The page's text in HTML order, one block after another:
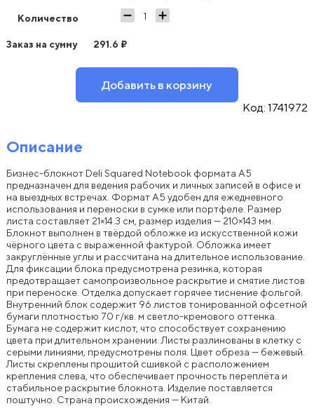
Количество
Заказ на сумму 291.6 ₽
Добавить в корзину
Код: 1741972
Описание
Бизнес-блокнот Deli Squared Notebook формата A5
предназначен для ведения рабочих и личных записей в офисе и
на выездных встречах. Формат A5 удобен для ежедневного
использования и переноски в сумке или портфеле. Размер
листа составляет 21×14.3 см, размер изделия — 210×143 мм.
Блокнот выполнен в твёрдой обложке из искусственной кожи
чёрного цвета с выраженной фактурой. Обложка имеет
закруглённые углы и рассчитана на длительное использование.
Для фиксации блока предусмотрена резинка, которая
предотвращает самопроизвольное раскрытие и смятие листов
при переноске. Отделка допускает горячее тиснение фольгой.
Внутренний блок содержит 96 листов тонированной офсетной
бумаги плотностью 70 г/кв. м светло-кремового оттенка.
Бумага не содержит кислот, что способствует сохранению
цвета при длительном хранении. Листы разлинованы в клетку с
серыми линиями, предусмотрены поля. Цвет обреза — бежевый.
Листы скреплены прошитой сшивкой с расположением
крепления слева, что обеспечивает прочность переплёта и
стабильное раскрытие блокнота. Изделие поставляется
поштучно. Страна происхождения — Китай.